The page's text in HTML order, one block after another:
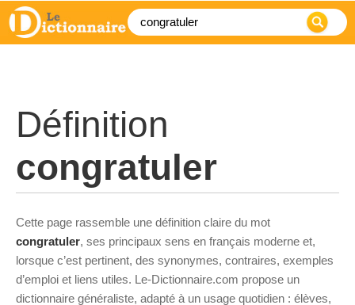
Définition
congratuler
Cette page rassemble une définition claire du mot
congratuler, ses principaux sens en français moderne et,
lorsque c’est pertinent, des synonymes, contraires, exemples
d’emploi et liens utiles. Le-Dictionnaire.com propose un
dictionnaire généraliste, adapté à un usage quotidien : élèves,